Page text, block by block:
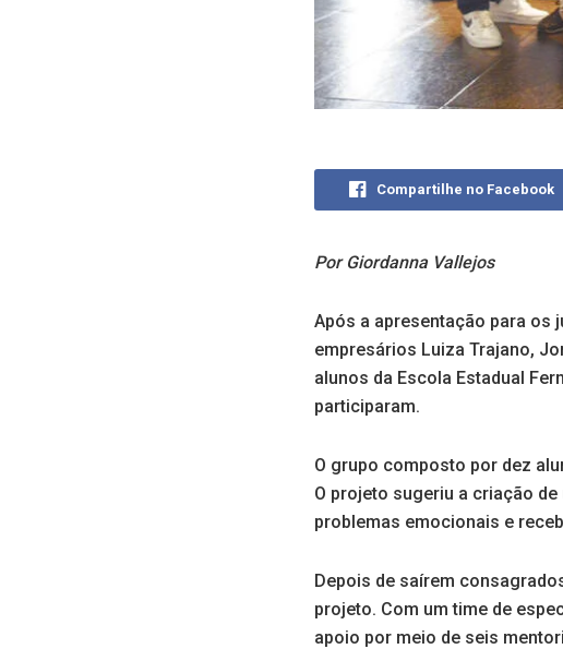
Compartilhe no Facebook
Por Giordanna Vallejos
Após a apresentação para os
empresários Luiza Trajano,
alunos da Escola Estadual
participaram.
O grupo composto por dez
O projeto sugeriu a criação
problemas emocionais e
Depois de saírem
projeto. Com um time de
apoio por meio de seis